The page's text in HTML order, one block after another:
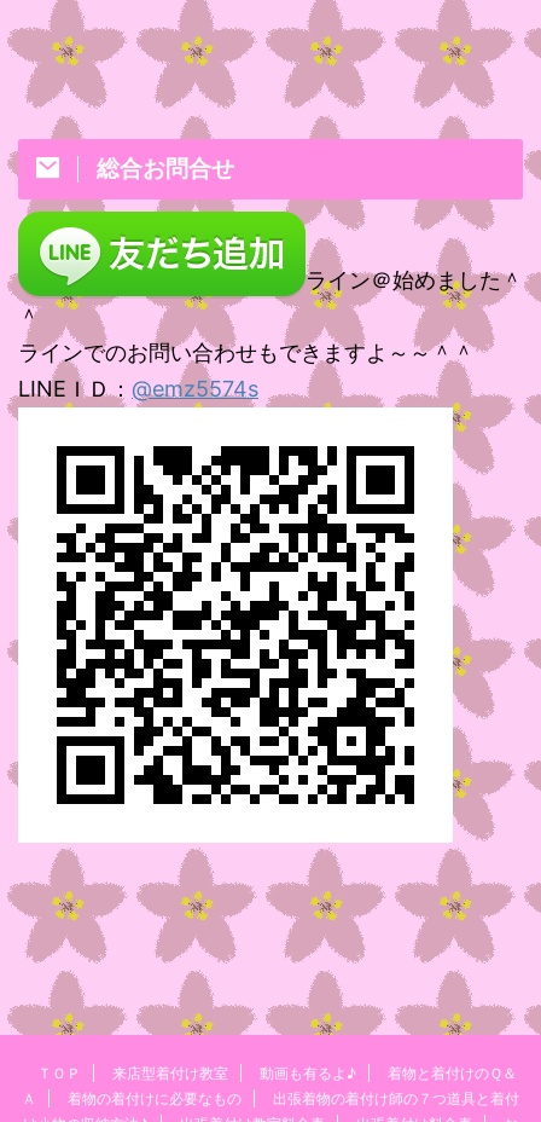
総合お問合せ
ライン＠始めました＾
＾
ラインでのお問い合わせもできますよ～～＾＾
LINEＩＤ： @emz5574s
ＴＯＰ 来店型着付け教室 動画も有るよ♪
着物と着付けのＱ＆
Ａ
着物の着付けに必要なもの
出張着物の着付け師の７つ道具と着付